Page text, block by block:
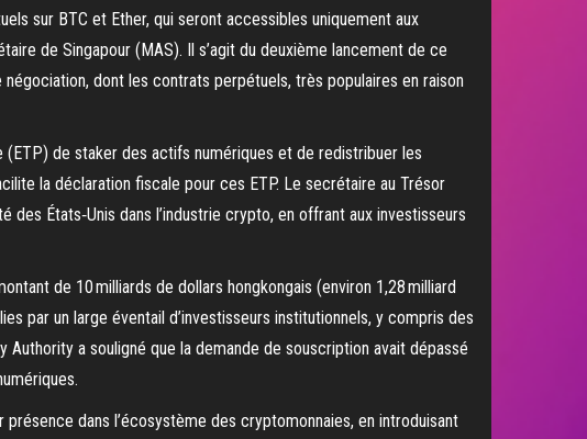
sur BTC et Ether, qui seront accessibles uniquement aux
de Singapour (MAS). Il s’agit du deuxième lancement de ce
dont les contrats perpétuels, très populaires en raison
de staker des actifs numériques et de redistribuer les
la déclaration fiscale pour ces ETP. Le secrétaire au Trésor
États‑Unis dans l’industrie crypto, en offrant aux investisseurs
de 10 milliards de dollars hongkongais (environ 1,28 milliard
par un large éventail d’investisseurs institutionnels, y compris des
Authority a souligné que la demande de souscription avait dépassé
dans l’écosystème des cryptomonnaies, en introduisant